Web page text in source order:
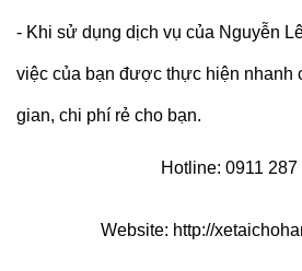
- Khi sử dụng dịch vụ của Nguyễn
việc của bạn được thực hiện nhanh
gian, chi phí rẻ cho bạn.
Hotline: 0911 287
Website: http://